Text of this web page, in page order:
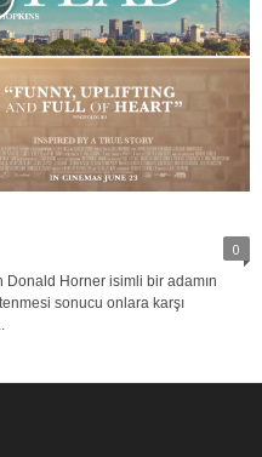
0
Horner isimli bir adamın
sonucu onlara karşı